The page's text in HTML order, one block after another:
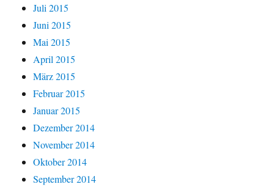
Juli 2015
Juni 2015
Mai 2015
April 2015
März 2015
Februar 2015
Januar 2015
Dezember 2014
November 2014
Oktober 2014
September 2014